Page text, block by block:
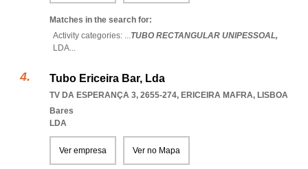
Matches in the search for:
Activity categories: ...TUBO RECTANGULAR UNIPESSOAL,
LDA...
Tubo Ericeira Bar, Lda
TV DA ESPERANÇA 3, 2655-274, ERICEIRA MAFRA, LISBOA
Bares
LDA
Ver empresa Ver no Mapa